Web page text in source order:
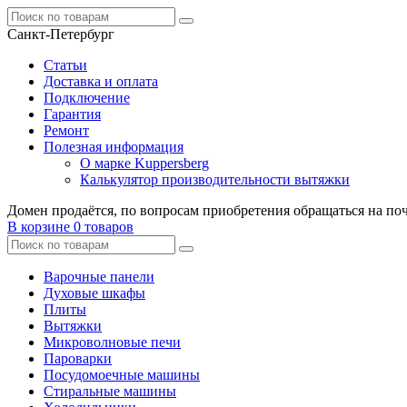
Санкт-Петербург
Статьи
Доставка и оплата
Подключение
Гарантия
Ремонт
Полезная информация
О марке Kuppersberg
Калькулятор производительности вытяжки
Домен продаётся, по вопросам приобретения обращаться на
В корзине 0 товаров
Варочные панели
Духовые шкафы
Плиты
Вытяжки
Микроволновые печи
Пароварки
Посудомоечные машины
Стиральные машины